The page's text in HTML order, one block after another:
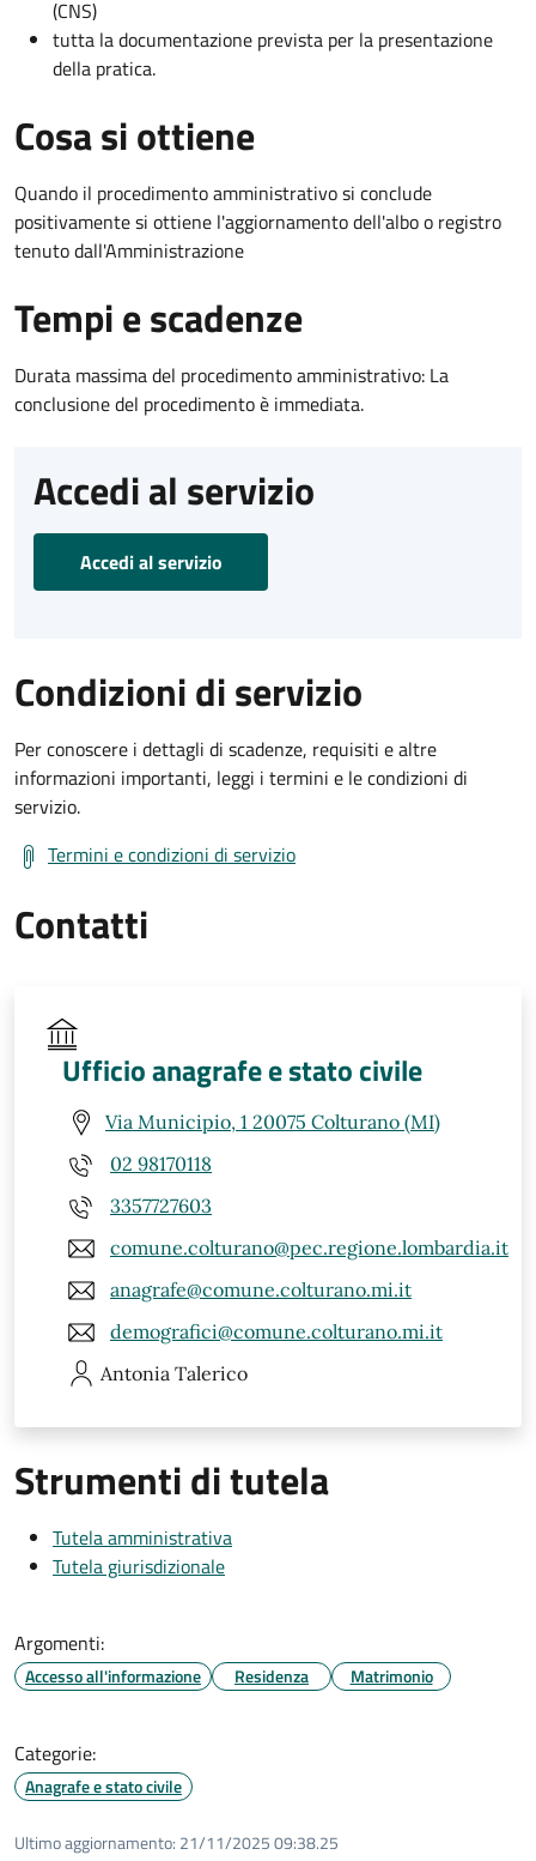
(CNS)
tutta la documentazione prevista per la presentazione
della pratica.
Cosa si ottiene
Quando il procedimento amministrativo si conclude
positivamente si ottiene l'aggiornamento dell'albo o registro
tenuto dall'Amministrazione
Tempi e scadenze
Durata massima del procedimento amministrativo: La
conclusione del procedimento è immediata.
Accedi al servizio
Accedi al servizio
Condizioni di servizio
Per conoscere i dettagli di scadenze, requisiti e altre
informazioni importanti, leggi i termini e le condizioni di
servizio.
Termini e condizioni di servizio
Contatti
Ufficio anagrafe e stato civile
Via Municipio, 1 20075 Colturano (MI)
02 98170118
3357727603
comune.colturano@pec.regione.lombardia.it
anagrafe@comune.colturano.mi.it
demografici@comune.colturano.mi.it
Antonia Talerico
Strumenti di tutela
Tutela amministrativa
Tutela giurisdizionale
Argomenti:
Accesso all'informazione Residenza Matrimonio
Categorie:
Anagrafe e stato civile
Ultimo aggiornamento: 21/11/2025 09:38.25